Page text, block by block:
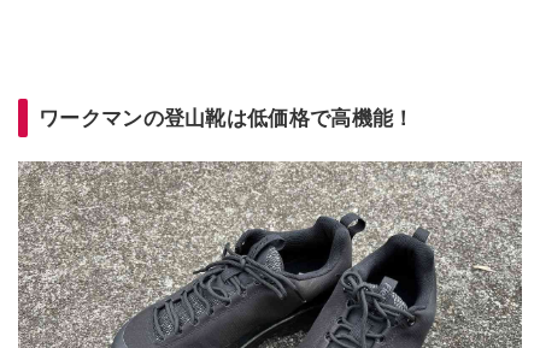
ワークマンの登山靴は低価格で高機能！